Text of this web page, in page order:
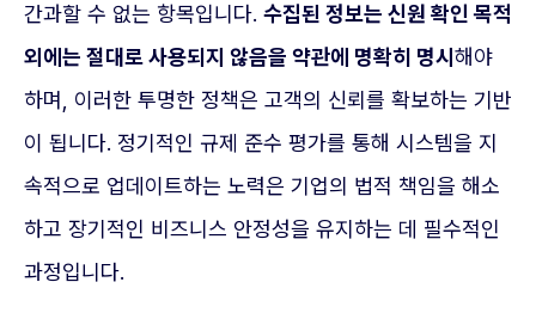
간과할 수 없는 항목입니다. 수집된 정보는 신원 확인 목적
외에는 절대로 사용되지 않음을 약관에 명확히 명시 해야
하며, 이러한 투명한 정책은 고객의 신뢰를 확보하는 기반
이 됩니다. 정기적인 규제 준수 평가를 통해 시스템을 지
속적으로 업데이트하는 노력은 기업의 법적 책임을 해소
하고 장기적인 비즈니스 안정성을 유지하는 데 필수적인
과정입니다.